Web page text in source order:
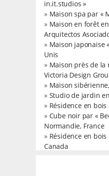
in.it.studios »
» Maison spa par «
» Maison en forêt
Arquitectos
» Maison japonaise
Unis
» Maison près de la
Victoria Design
» Maison
» Studio de jardin
» Résidence en
» Cube noir par «
Normandie, France
» Résidence en bois
Canada